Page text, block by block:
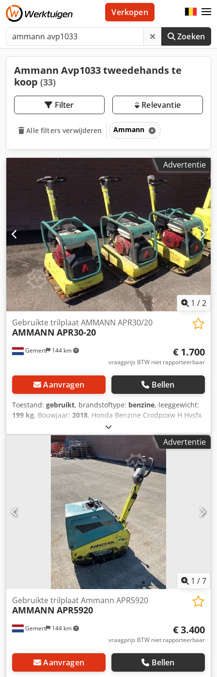
Zoeken
Verkopen
Ammann Avp1033 tweedehands te
koop (33)
Filter Relevantie
Alle filters verwijderen Ammann
Advertentie
1 /2
Gemert 144 km
Gebruikte trilplaat AMMANN APR30/20
AMMANN APR30-20
€ 1.700
vraagprijs BTW niet rapporteerbaar
Aanvragen Bellen
Toestand: gebruikt, brandstoftype: benzine, leeggewicht:
199 kg, Bouwjaar: 2018, Honda Benzine Crodpoxw H Hvsfx
Abuof Handgestart. Gewicht: 199 kg slagkracht: 30kn
Breedte plaat: 50cm Vooruit/teruguit Prijs: €1.700,- ex BTW
Meerdere op voorraad!!
Advertentie
1 /7
Gemert 144 km
Gebruikte trilplaat Ammann APR5920
AMMANN APR5920
€ 3.400
vraagprijs BTW niet rapporteerbaar
Aanvragen Bellen